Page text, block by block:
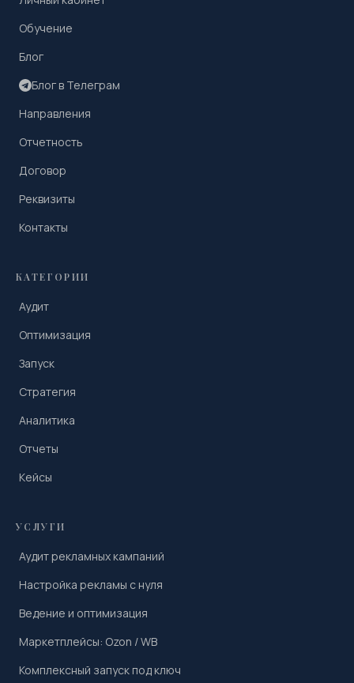
Обучение
Блог
Блог в Телеграм
Направления
Отчетность
Договор
Реквизиты
Контакты
КАТЕГОРИИ
Аудит
Оптимизация
Запуск
Стратегия
Аналитика
Отчеты
Кейсы
УСЛУГИ
Аудит рекламных кампаний
Настройка рекламы с нуля
Ведение и оптимизация
Маркетплейсы: Ozon / WB
Комплексный запуск под ключ